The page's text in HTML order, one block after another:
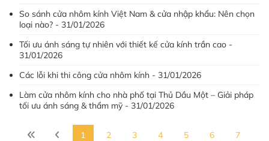
So sánh cửa nhôm kính Việt Nam & cửa nhập khẩu: Nên chọn
loại nào? - 31/01/2026
Tối ưu ánh sáng tự nhiên với thiết kế cửa kính trần cao -
31/01/2026
Các lỗi khi thi công cửa nhôm kính - 31/01/2026
Làm cửa nhôm kính cho nhà phố tại Thủ Dầu Một – Giải pháp
tối ưu ánh sáng & thẩm mỹ - 31/01/2026
1 2 3 4 5 6
7